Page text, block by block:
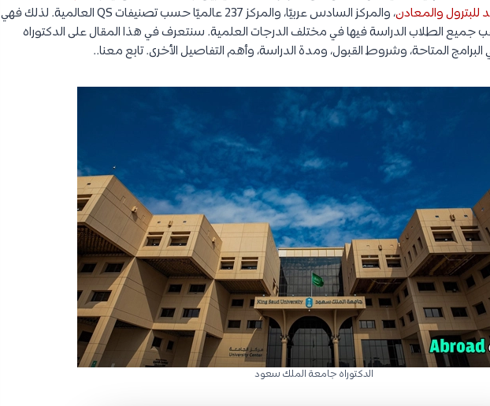
والمعادن
، والمركز السادس عربيًا، والمركز 237 عالميًا حسب تصنيفات QS العالمية. لذلك فهي
جميع الطلاب الدراسة فيها في مختلف الدرجات العلمية. سنتعرف في هذا المقال على الدكتوراه
المتاحة، وشروط القبول، ومدة الدراسة، وأهم التفاصيل الأخرى. تابع معنا..
الدكتوراه جامعة الملك سعود